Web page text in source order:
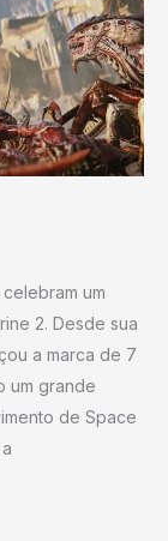
um
2. Desde sua
a marca de 7
um grande
de Space